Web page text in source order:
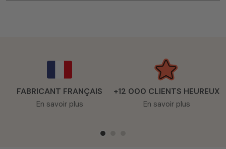
FABRICANT FRANÇAIS
En savoir plus
+12 000 CLIENTS HEUREUX
En savoir plus